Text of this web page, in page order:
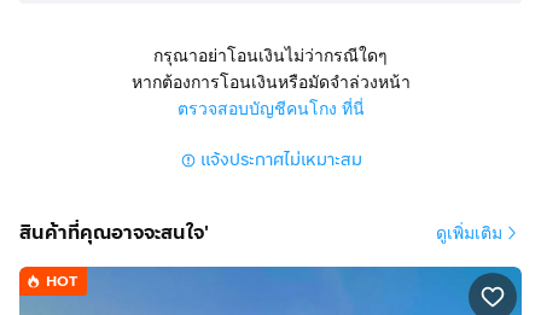
🏊‍♂️ สิ่งอำนวยความสะดวก:
✅ ระบบรักษาความปลอดภัย 24 ชม. + CCTV
✅ สนามเทนนิส
🔥 ค่าเช่าเริ่มต้นเพียง 30,000 บาท/เดือน สัญญาเช่า 1 ปี
กรุณาอย่าโอนเงินไม่ว่ากรณีใดๆ
หากต้องการโอนเงินหรือมัดจำล่วงหน้า
ตรวจสอบบัญชีคนโกง ที่นี่
แจ้งประกาศไม่เหมาะสม
สินค้าที่คุณอาจจะสนใจ' ดูเพิ่มเติม
HOT